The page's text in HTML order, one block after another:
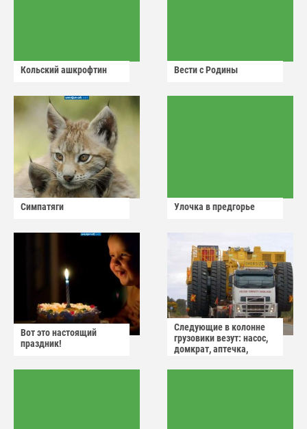
Кольский ашкрофтин Вести с Родины
Симпатяги Улочка в предгорье
Вот это настоящий
праздник!
Следующие в колонне
грузовики везут: насос,
домкрат, аптечка,